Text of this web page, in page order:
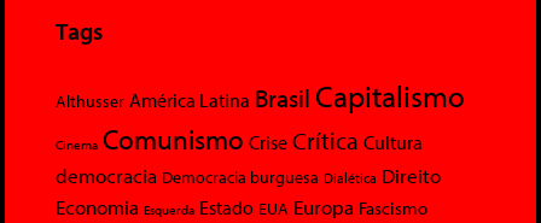
Tags
Althusser América Latina Brasil Capitalismo
Cinema Comunismo Crise Crítica Cultura
democracia Democracia burguesa Dialética Direito
Economia Esquerda Estado EUA Europa Fascismo